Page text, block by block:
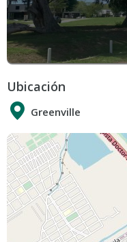
Ubicación
Greenville